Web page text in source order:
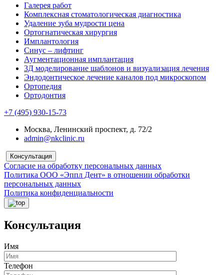
Галерея работ
Комплексная стоматологическая диагностика
Удаление зуба мудрости цена
Ортогнатическая хирургия
Имплантология
Синус – лифтинг
Аугментационная имплантация
3Д моделирование шаблонов и визуализация лечения
Эндодонтическое лечение каналов под микроскопом
Ортопедия
Ортодонтия
+7 (495) 930-15-73
Москва, Ленинский проспект, д. 72/2
admin@nkclinic.ru
Консультация
Согласие на обработку персональных данных
Политика ООО «Эппл Дент» в отношении обработки
персональных данных
Политика конфиденциальности
Консультация
Имя
Телефон